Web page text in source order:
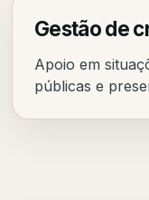
Gestão de
Apoio em
públicas e